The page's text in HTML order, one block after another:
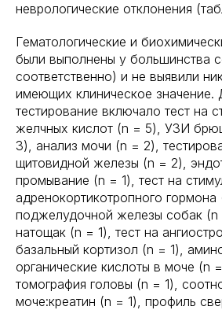
неврологические отклонения
Гематологические и
были выполнены у большинства
соответственно) и не выявили
имеющих клиническое значение.
тестирование включало тест на
желчных кислот (n = 5), УЗИ
3), анализ мочи (n = 2),
щитовидной железы (n = 2),
промывание (n = 1), тест на
адренокортикотропного
поджелудочной железы собак (n
натощак (n = 1), тест на
базальный кортизол (n = 1),
органические кислоты в моче (n
томография головы (n = 1),
моче:креатин (n = 1), профиль